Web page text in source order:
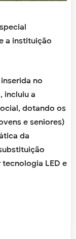
a instituição
no
incluiu a
dotando os
e seniores)
da
LED e